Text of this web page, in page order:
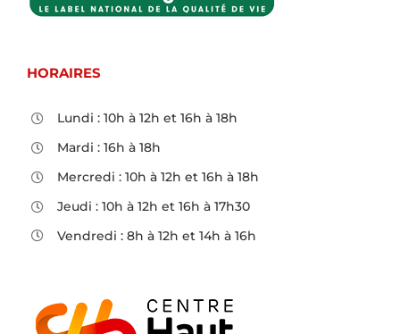
HORAIRES
Lundi : 10h à 12h et 16h à 18h
Mardi : 16h à 18h
Mercredi : 10h à 12h et 16h à 18h
Jeudi : 10h à 12h et 16h à 17h30
Vendredi : 8h à 12h et 14h à 16h